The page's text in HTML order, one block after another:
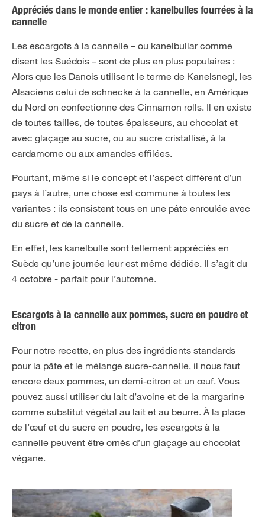
Appréciés dans le monde entier : kanelbulles fourrées à la
cannelle
Les escargots à la cannelle – ou kanelbullar comme
disent les Suédois – sont de plus en plus populaires :
Alors que les Danois utilisent le terme de Kanelsnegl, les
Alsaciens celui de schnecke à la cannelle, en Amérique
du Nord on confectionne des Cinnamon rolls. Il en existe
de toutes tailles, de toutes épaisseurs, au chocolat et
avec glaçage au sucre, ou au sucre cristallisé, à la
cardamome ou aux amandes effilées.
Pourtant, même si le concept et l’aspect diffèrent d’un
pays à l’autre, une chose est commune à toutes les
variantes : ils consistent tous en une pâte enroulée avec
du sucre et de la cannelle.
En effet, les kanelbulle sont tellement appréciés en
Suède qu’une journée leur est même dédiée. Il s’agit du
4 octobre - parfait pour l’automne.
Escargots à la cannelle aux pommes, sucre en poudre et
citron
Pour notre recette, en plus des ingrédients standards
pour la pâte et le mélange sucre-cannelle, il nous faut
encore deux pommes, un demi-citron et un œuf. Vous
pouvez aussi utiliser du lait d’avoine et de la margarine
comme substitut végétal au lait et au beurre. À la place
de l’œuf et du sucre en poudre, les escargots à la
cannelle peuvent être ornés d’un glaçage au chocolat
végane.